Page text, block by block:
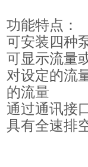
功能特点：
可安装四种
可显示流量
对设定的流
的流量
通过通讯接
具有全速排